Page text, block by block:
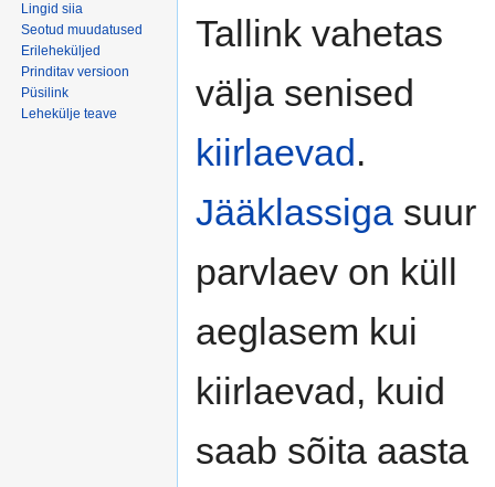
Tallink vahetas
välja senised
kiirlaevad.
Jääklassiga suur
parvlaev on küll
aeglasem kui
kiirlaevad, kuid
saab sõita aasta
Lingid siia
Seotud muudatused
Erileheküljed
Prinditav versioon
Püsilink
Lehekülje teave